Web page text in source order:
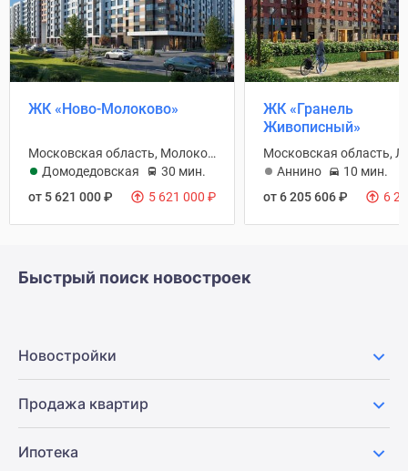
ЖК «Ново-Молоково»
Московская область, Молоковское С/П
Домодедовская
30 мин.
от 5 621 000₽ 5 621 000 ₽
ЖК «Гранель
Живописный»
Аннино
10 мин.
от 6 205 606₽ 6
Быстрый поиск новостроек
Новостройки
Продажа квартир
Ипотека